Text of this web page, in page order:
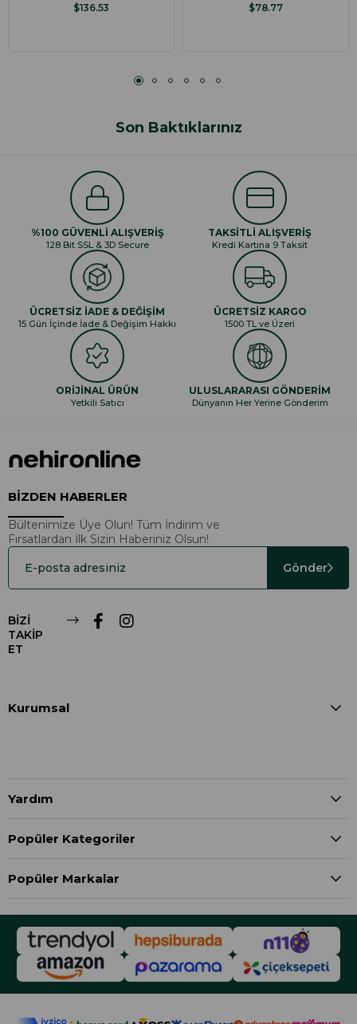
$136.53 $78.77
Son Baktıklarınız
%100 GÜVENLİ ALIŞVERİŞ
128 Bit SSL & 3D Secure
TAKSİTLİ ALIŞVERİŞ
Kredi Kartına 9 Taksit
ÜCRETSİZ İADE & DEĞİŞİM
15 Gün İçinde İade & Değişim Hakkı
ÜCRETSİZ KARGO
1500 TL ve Üzeri
ORİJİNAL ÜRÜN
Yetkili Satıcı
ULUSLARARASI GÖNDERİM
Dünyanın Her Yerine Gönderim
BİZDEN HABERLER
Bültenimize Üye Olun! Tüm İndirim ve
Fırsatlardan İlk Sizin Haberiniz Olsun!
Gönder
BİZİ
TAKİP
ET
Kurumsal
Yardım
Popüler Kategoriler
Popüler Markalar